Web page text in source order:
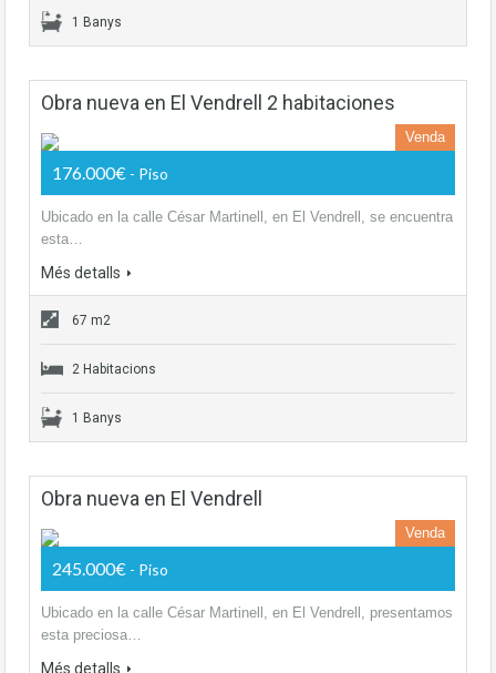
1 Banys
Obra nueva en El Vendrell 2 habitaciones
Venda
176.000€ - Piso
Ubicado en la calle César Martinell, en El Vendrell, se encuentra
esta…
Més detalls
67 m2
2 Habitacions
1 Banys
Obra nueva en El Vendrell
Venda
245.000€ - Piso
Ubicado en la calle César Martinell, en El Vendrell, presentamos
esta preciosa…
Més detalls